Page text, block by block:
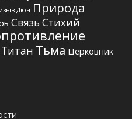
Дюн Природа
Связь Стихий
Титан Тьма Церковник